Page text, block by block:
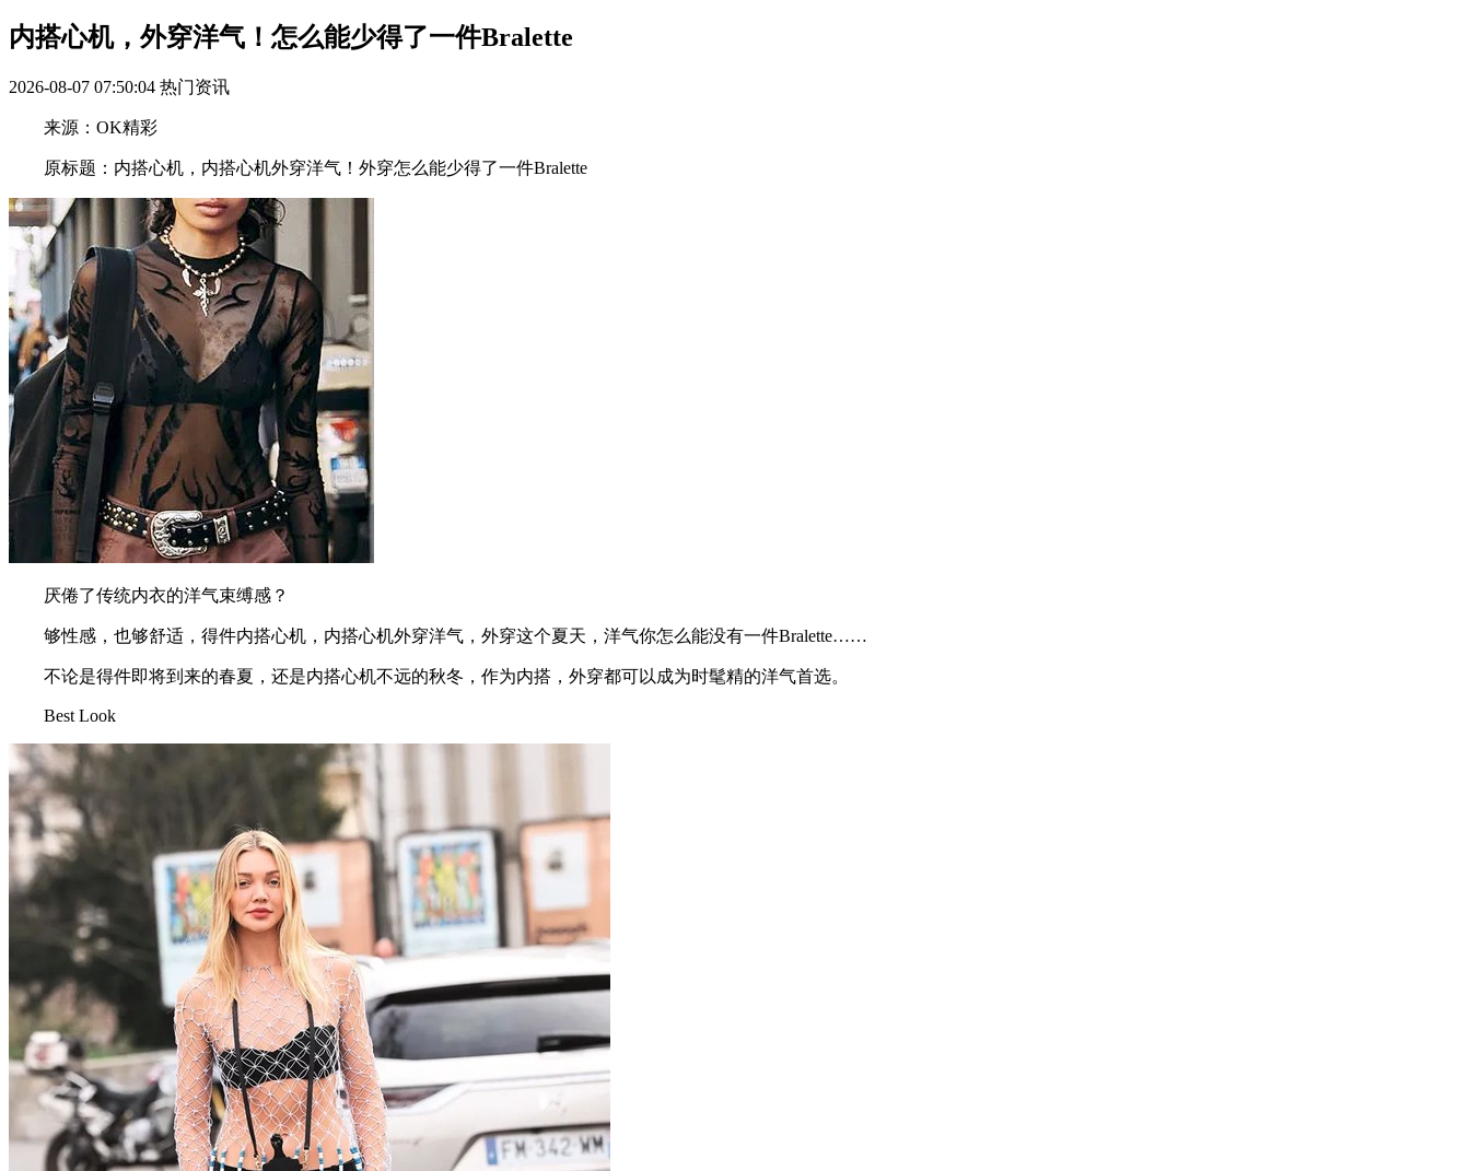
内搭心机，外穿洋气！怎么能少得了一件Bralette
2026-08-07 07:50:04 热门资讯
来源：OK精彩
原标题：内搭心机，内搭心机外穿洋气！外穿怎么能少得了一件Bralette
厌倦了传统内衣的洋气束缚感？
够性感，也够舒适，得件内搭心机，内搭心机外穿洋气，外穿这个夏天，洋气你怎么能没有一件Bralette……
不论是得件即将到来的春夏，还是内搭心机不远的秋冬，作为内搭，外穿都可以成为时髦精的洋气首选。
Best Look